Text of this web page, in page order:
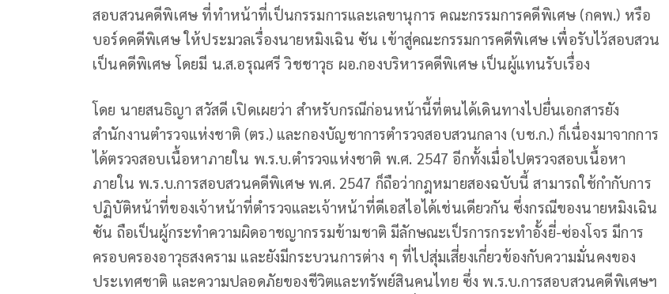
สอบสวนคดีพิเศษ ที่ทำหน้าที่เป็นกรรมการและเลขานุการ คณะกรรมการคดีพิเศษ (กคพ.) หรือ
บอร์ดคดีพิเศษ ให้ประมวลเรื่องนายหมิงเฉิน ซัน เข้าสู่คณะกรรมการคดีพิเศษ เพื่อรับไว้สอบสวน
เป็นคดีพิเศษ โดยมี น.ส.อรุณศรี วิชชาวุธ ผอ.กองบริหารคดีพิเศษ เป็นผู้แทนรับเรื่อง
โดย นายสนธิญา สวัสดี เปิดเผยว่า สำหรับกรณีก่อนหน้านี้ที่ตนได้เดินทางไปยื่นเอกสารยัง
สำนักงานตำรวจแห่งชาติ (ตร.) และกองบัญชาการตำรวจสอบสวนกลาง (บช.ก.) ก็เนื่องมาจากการ
ได้ตรวจสอบเนื้อหาภายใน พ.ร.บ.ตำรวจแห่งชาติ พ.ศ. 2547 อีกทั้งเมื่อไปตรวจสอบเนื้อหา
ภายใน พ.ร.บ.การสอบสวนคดีพิเศษ พ.ศ. 2547 ก็ถือว่ากฎหมายสองฉบับนี้ สามารถใช้กำกับการ
ปฏิบัติหน้าที่ของเจ้าหน้าที่ตำรวจและเจ้าหน้าที่ดีเอสไอได้เช่นเดียวกัน ซึ่งกรณีของนายหมิงเฉิน
ซัน ถือเป็นผู้กระทำความผิดอาชญากรรมข้ามชาติ มีลักษณะเป็รการกระทำอั้งยี่-ซ่องโจร มีการ
ครอบครองอาวุธสงคราม และยังมีกระบวนการต่าง ๆ ที่ไปสุ่มเสี่ยงเกี่ยวข้องกับความมั่นคงของ
ประเทศชาติ และความปลอดภัยของชีวิตและทรัพย์สินคนไทย ซึ่ง พ.ร.บ.การสอบสวนคดีพิเศษฯ